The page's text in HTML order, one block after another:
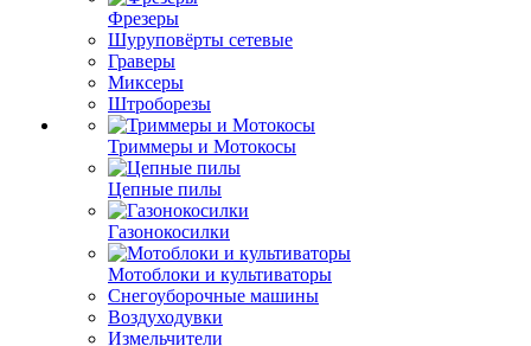
Фрезеры
Шуруповёрты сетевые
Граверы
Миксеры
Штроборезы
Триммеры и Мотокосы
Цепные пилы
Газонокосилки
Мотоблоки и культиваторы
Снегоуборочные машины
Воздуходувки
Измельчители